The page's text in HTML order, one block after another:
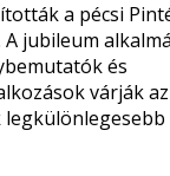
a pécsi
jubileum
és
várják